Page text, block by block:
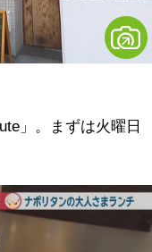
」。まずは火曜日